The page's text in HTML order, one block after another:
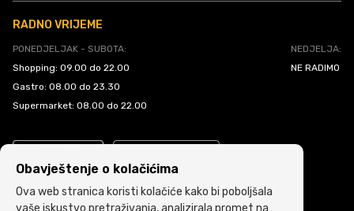
RADNO VRIJEME
PONEDJELJAK - SUBOTA:
Shopping: 09.00 do 22.00
Gastro: 08.00 do 23.30
Supermarket: 08.00 do 22.00
NEDJELJA:
NE RADIMO
Obavještenje o kolačićima
Ova web stranica koristi kolačiće kako bi poboljšala
vaše iskustvo pretraživanja, analizirala promet na